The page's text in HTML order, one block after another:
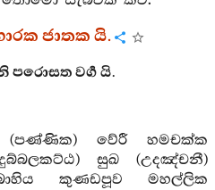
ජාතක යි.
වර්‍ග යි.
වේරී හමචක්ක
සුඛ (උදඤ්චනී)
කුණඩපූව මහල්ලික